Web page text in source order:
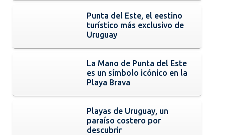
Punta del Este, el eestino
turístico más exclusivo de
Uruguay
La Mano de Punta del Este
es un símbolo icónico en la
Playa Brava
Playas de Uruguay, un
paraíso costero por
descubrir